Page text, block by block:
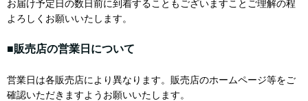
お届け予定日の数日前に到着することもございますことご理解の程
よろしくお願いいたします。
■販売店の営業日について
営業日は各販売店により異なります。販売店のホームページ等をご
確認いただきますようお願いいたします。